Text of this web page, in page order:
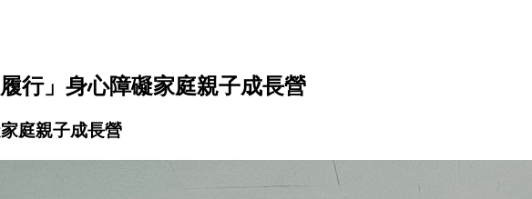
行」身心障礙家庭親子成長營
庭親子成長營